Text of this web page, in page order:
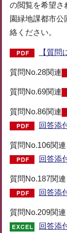
の閲覧を希望さ
園緑地課都市
絡ください。
【質問
質問No.28関連
質問No.69関連
質問No.86関連
回答添
質問No.106関連
回答添
質問No.187関連
回答添
質問No.209関連
回答添